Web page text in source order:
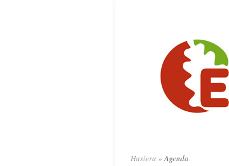
Hasiera »Agenda